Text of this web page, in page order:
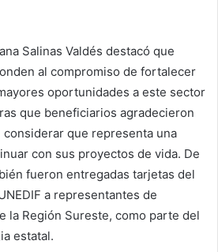
Salinas Valdés destacó que
al compromiso de fortalecer
oportunidades a este sector
que beneficiarios agradecieron
que representa una
con sus proyectos de vida. De
fueron entregadas tarjetas del
a representantes de
la Región Sureste, como parte del
estatal.